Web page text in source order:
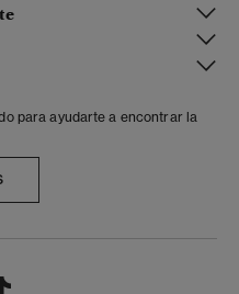
para ayudarte a encontrar la